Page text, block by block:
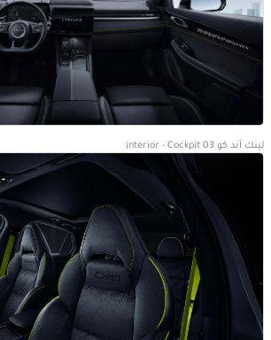
لينك أند كو 03 interior - Cockpit